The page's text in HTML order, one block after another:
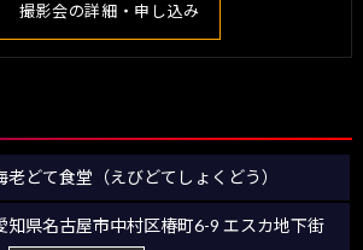
撮影会の詳細・申し込み
老どて食堂（えびどてしょくどう）
知県名古屋市中村区椿町6-9 エスカ地下街